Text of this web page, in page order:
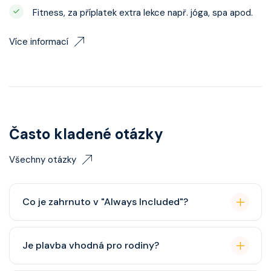
Fitness, za příplatek extra lekce např. jóga, spa apod.
Více informací
Často kladené otázky
Všechny otázky
Co je zahrnuto v "Always Included"?
balíček), základní Wi-Fi.
Je plavba vhodná pro rodiny?